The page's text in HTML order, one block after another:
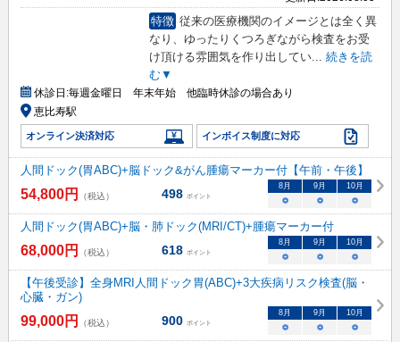
特徴 従来の医療機関のイメージとは全く異
なり、ゆったりくつろぎながら検査をお受
け頂ける雰囲気を作り出してい... 続きを読
む▼
休診日:毎週金曜日 年末年始 他臨時休診の場合あり
恵比寿駅
オンライン決済対応 インボイス制度に対応
人間ドック(胃ABC)+脳ドック&がん腫瘍マーカー付【午前・午後】
54,800円 （税込） 498 ポイント
8月 9月 10月
○ ○ ○
人間ドック(胃ABC)+脳・肺ドック(MRI/CT)+腫瘍マーカー付
68,000円 （税込） 618 ポイント
8月 9月 10月
○ ○ ○
【午後受診】全身MRI人間ドック胃(ABC)+3大疾病リスク検査(脳・
心臓・ガン)
99,000円 （税込） 900 ポイント
8月 9月 10月
○ ○ ○